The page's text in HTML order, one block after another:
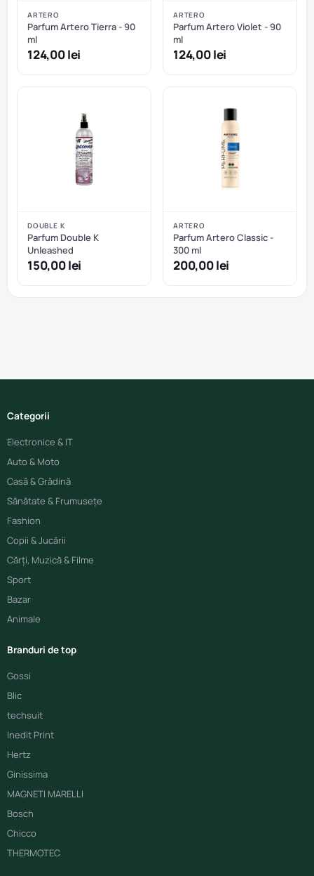
ARTERO
Parfum Artero Tierra - 90
ml
124,00 lei
ARTERO
Parfum Artero Violet - 90
ml
124,00 lei
DOUBLE K
Parfum Double K
Unleashed
150,00 lei
ARTERO
Parfum Artero Classic -
300 ml
200,00 lei
Categorii
Electronice & IT
Auto & Moto
Casă & Grădină
Sănătate & Frumusețe
Fashion
Copii & Jucării
Cărți, Muzică & Filme
Sport
Bazar
Animale
Branduri de top
Gossi
Blic
techsuit
Inedit Print
Hertz
Ginissima
MAGNETI MARELLI
Bosch
Chicco
THERMOTEC